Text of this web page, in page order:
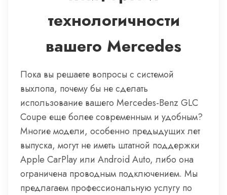
технологичности
вашего Mercedes
Пока вы решаете вопросы с системой
выхлопа, почему бы не сделать
использование вашего Mercedes-Benz GLC
Coupe еще более современным и удобным?
Многие модели, особенно предыдущих лет
выпуска, могут не иметь штатной поддержки
Apple CarPlay или Android Auto, либо она
ограничена проводным подключением. Мы
предлагаем профессиональную услугу по